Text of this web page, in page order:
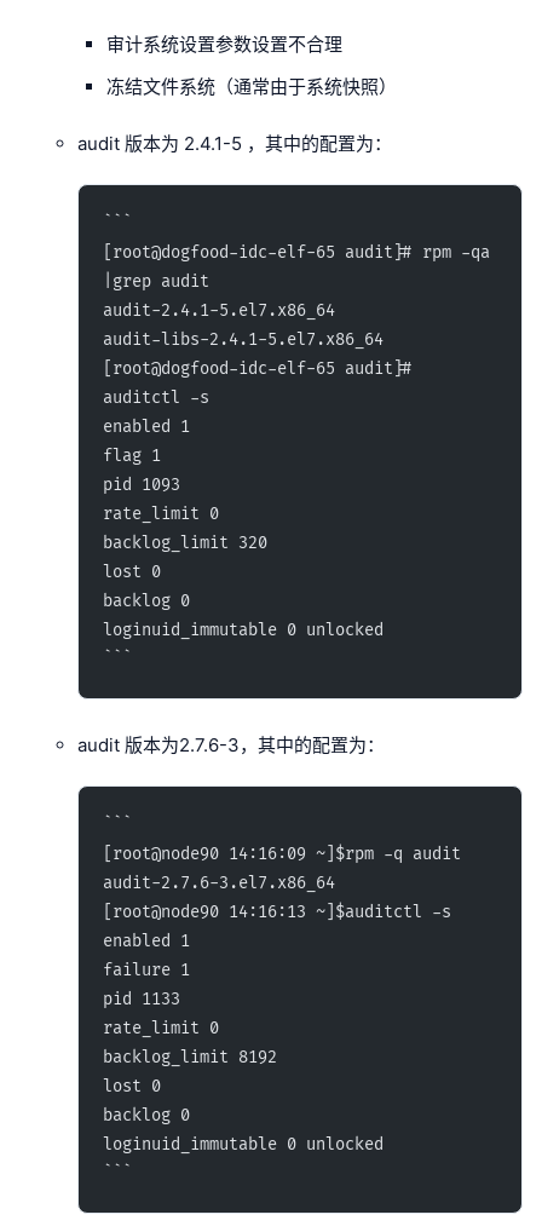
审计系统设置参数设置不合理
冻结文件系统（通常由于系统快照）
audit 版本为 2.4.1-5 ，其中的配置为：
[root@dogfood-idc-elf-65 audit]# rpm -qa
|grep audit
audit-2.4.1-5.el7.x86_64
audit-libs-2.4.1-5.el7.x86_64
[root@dogfood-idc-elf-65 audit]#
auditctl -s
enabled 1
flag 1
pid 1093
rate_limit 0
backlog_limit 320
lost 0
backlog 0
loginuid_immutable 0 unlocked
audit 版本为2.7.6-3，其中的配置为：
[root@node90 14:16:09 ~]$rpm -q audit
audit-2.7.6-3.el7.x86_64
[root@node90 14:16:13 ~]$auditctl -s
enabled 1
failure 1
pid 1133
rate_limit 0
backlog_limit 8192
lost 0
backlog 0
loginuid_immutable 0 unlocked